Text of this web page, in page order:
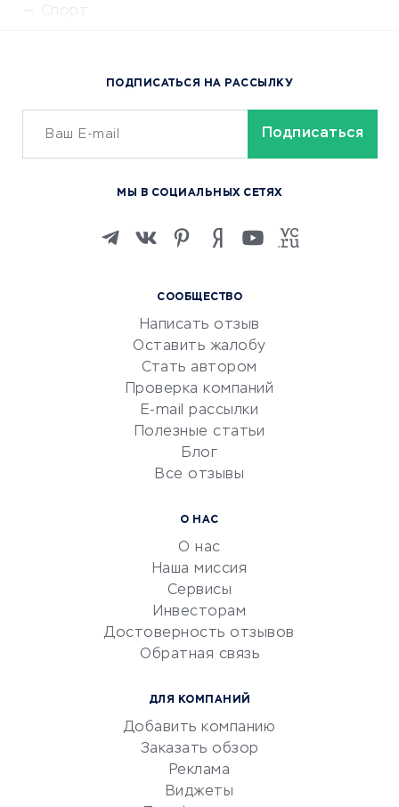
Спорт
Сервисы доставки
ОБУЧЕНИЕ И РАБОТА
Изучение иностранных
Маркетинг и продажи
Репетиторство
Красота и здоровье
Сервисы по поиску работы
Сетевой маркетинг
УСЛУГИ ДЛЯ БИЗНЕСА
документооборот
Юридические компании
Бухгалтерия онлайн
СООБЩЕСТВО
Написать отзыв
Оставить жалобу
Стать автором
Проверка компаний
E-mail рассылки
Полезные статьи
Блог
Все отзывы
О НАС
О нас
Наша миссия
Сервисы
Инвесторам
Достоверность отзывов
Обратная связь
ДЛЯ КОМПАНИЙ
Добавить компанию
Заказать обзор
Реклама
Виджеты
ПОДПИСАТЬСЯ НА РАССЫЛКУ
МЫ В СОЦИАЛЬНЫХ СЕТЯХ